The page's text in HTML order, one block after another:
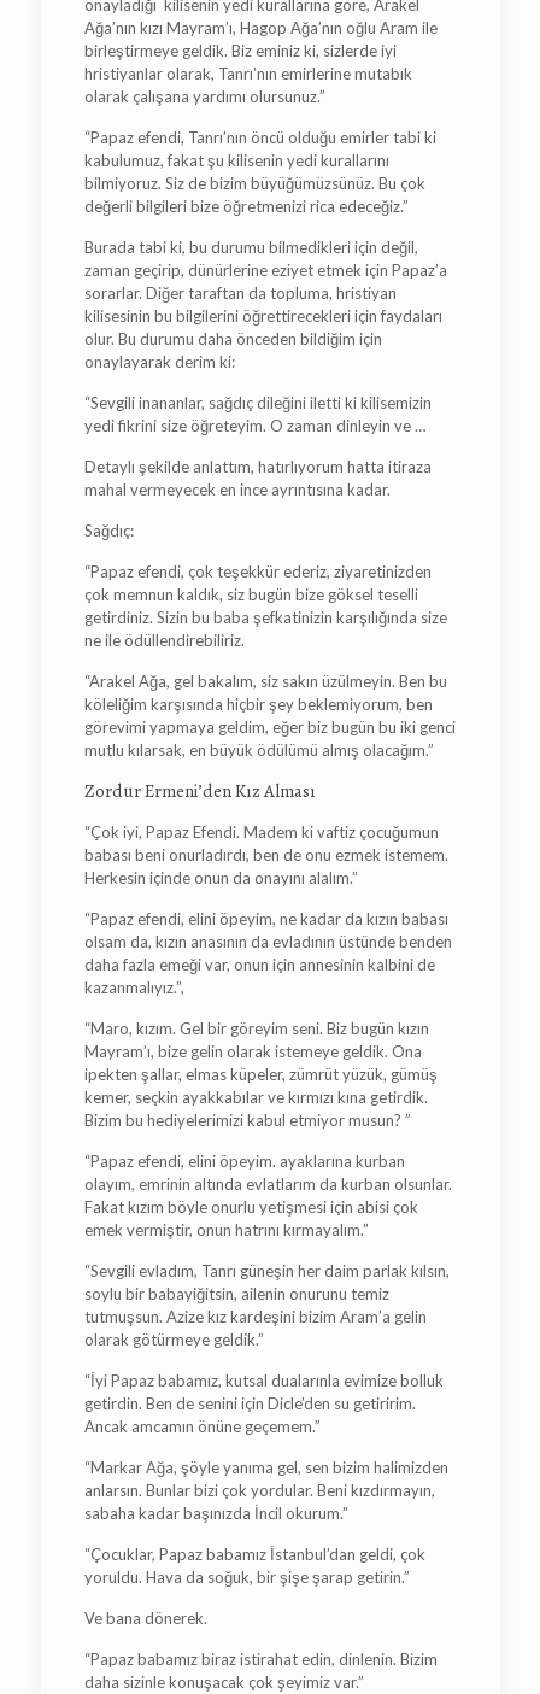
onayladığı kilisenin yedi kurallarına göre, Arakel
Ağa’nın kızı Mayram’ı, Hagop Ağa’nın oğlu Aram ile
birleştirmeye geldik. Biz eminiz ki, sizlerde iyi
hristiyanlar olarak, Tanrı’nın emirlerine mutabık
olarak çalışana yardımı olursunuz.”
“Papaz efendi, Tanrı’nın öncü olduğu emirler tabi ki
kabulumuz, fakat şu kilisenin yedi kurallarını
bilmiyoruz. Siz de bizim büyüğümüzsünüz. Bu çok
değerli bilgileri bize öğretmenizi rica edeceğiz.”
Burada tabi ki, bu durumu bilmedikleri için değil,
zaman geçirip, dünürlerine eziyet etmek için Papaz’a
sorarlar. Diğer taraftan da topluma, hristiyan
kilisesinin bu bilgilerini öğrettirecekleri için faydaları
olur. Bu durumu daha önceden bildiğim için
onaylayarak derim ki:
“Sevgili inananlar, sağdıç dileğini iletti ki kilisemizin
yedi fikrini size öğreteyim. O zaman dinleyin ve …
Detaylı şekilde anlattım, hatırlıyorum hatta itiraza
mahal vermeyecek en ince ayrıntısına kadar.
Sağdıç:
“Papaz efendi, çok teşekkür ederiz, ziyaretinizden
çok memnun kaldık, siz bugün bize göksel teselli
getirdiniz. Sizin bu baba şefkatinizin karşılığında size
ne ile ödüllendirebiliriz.
“Arakel Ağa, gel bakalım, siz sakın üzülmeyin. Ben bu
köleliğim karşısında hiçbir şey beklemiyorum, ben
görevimi yapmaya geldim, eğer biz bugün bu iki genci
mutlu kılarsak, en büyük ödülümü almış olacağım.”
Zordur Ermeni’den Kız Alması
“Çok iyi, Papaz Efendi. Madem ki vaftiz çocuğumun
babası beni onurladırdı, ben de onu ezmek istemem.
Herkesin içinde onun da onayını alalım.”
“Papaz efendi, elini öpeyim, ne kadar da kızın babası
olsam da, kızın anasının da evladının üstünde benden
daha fazla emeği var, onun için annesinin kalbini de
kazanmalıyız.”,
“Maro, kızım. Gel bir göreyim seni. Biz bugün kızın
Mayram’ı, bize gelin olarak istemeye geldik. Ona
ipekten şallar, elmas küpeler, zümrüt yüzük, gümüş
kemer, seçkin ayakkabılar ve kırmızı kına getirdik.
Bizim bu hediyelerimizi kabul etmiyor musun? ”
“Papaz efendi, elini öpeyim. ayaklarına kurban
olayım, emrinin altında evlatlarım da kurban olsunlar.
Fakat kızım böyle onurlu yetişmesi için abisi çok
emek vermiştir, onun hatrını kırmayalım.”
“Sevgili evladım, Tanrı güneşin her daim parlak kılsın,
soylu bir babayiğitsin, ailenin onurunu temiz
tutmuşsun. Azize kız kardeşini bizim Aram’a gelin
olarak götürmeye geldik.”
“İyi Papaz babamız, kutsal dualarınla evimize bolluk
getirdin. Ben de senini için Dicle’den su getiririm.
Ancak amcamın önüne geçemem.”
“Markar Ağa, şöyle yanıma gel, sen bizim halimizden
anlarsın. Bunlar bizi çok yordular. Beni kızdırmayın,
sabaha kadar başınızda İncil okurum.”
“Çocuklar, Papaz babamız İstanbul’dan geldi, çok
yoruldu. Hava da soğuk, bir şişe şarap getirin.”
Ve bana dönerek.
“Papaz babamız biraz istirahat edin, dinlenin. Bizim
daha sizinle konuşacak çok şeyimiz var.”